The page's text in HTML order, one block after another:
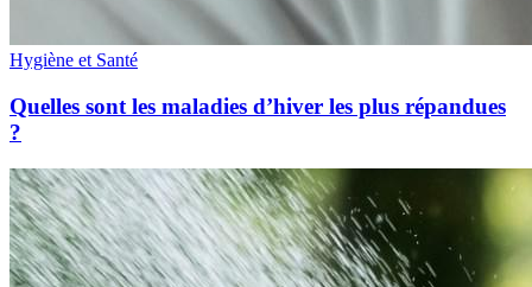
Hygiène et Santé
Quelles sont les maladies d’hiver les plus répandues
?